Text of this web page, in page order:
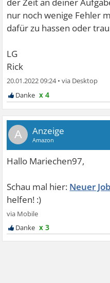
nur noch wenige Fehler
dafür zu hassen oder
LG
Rick
20.01.2022 09:24•
x 4
A
Neuer Job
x 3